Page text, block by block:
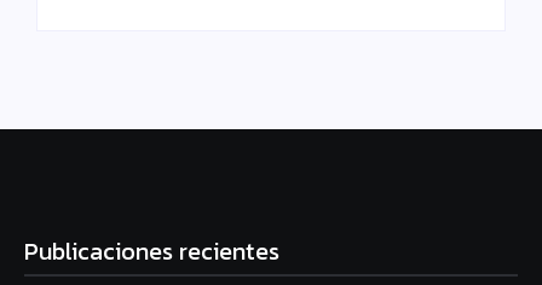
Publicaciones recientes